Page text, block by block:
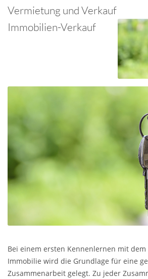
Vermietung und Verkauf
Immobilien-Verkauf
Bei einem ersten Kennenlernen mit
Immobilie wird die Grundlage für eine
Zusammenarbeit gelegt. Zu jeder